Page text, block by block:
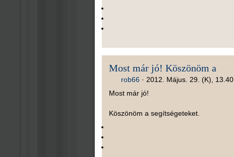
Most már jó! Köszönöm a
rob66 · 2012. Május. 29. (K), 13.40
Most már jó!
Köszönöm a segítségeteket.